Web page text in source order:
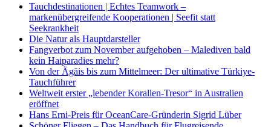
Tauchdestinationen | Echtes Teamwork –
markenübergreifende Kooperationen | Seefit statt
Seekrankheit
Die Natur als Hauptdarsteller
Fangverbot zum November aufgehoben – Malediven bald
kein Haiparadies mehr?
Von der Ägäis bis zum Mittelmeer: Der ultimative Türkiye-
Tauchführer
Weltweit erster „lebender Korallen-Tresor“ in Australien
eröffnet
Hans Erni-Preis für OceanCare-Gründerin Sigrid Lüber